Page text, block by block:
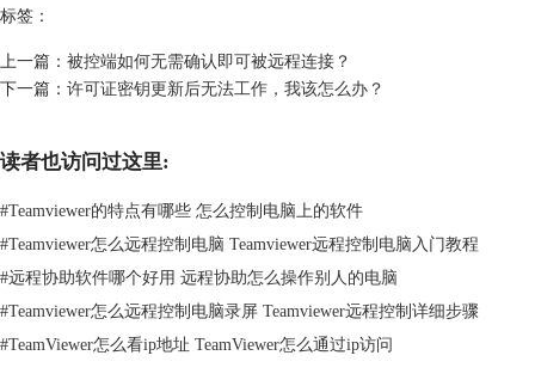
图2：激活步骤二
标签：
上一篇： 被控端如何无需确认即可被远程连接？
下一篇： 许可证密钥更新后无法工作，我该怎么办？
读者也访问过这里:
#Teamviewer的特点有哪些 怎么控制电脑上的软件
#Teamviewer怎么远程控制电脑 Teamviewer远程控制电脑入门教程
#远程协助软件哪个好用 远程协助怎么操作别人的电脑
#Teamviewer怎么远程控制电脑录屏 Teamviewer远程控制详细步骤
#TeamViewer怎么看ip地址 TeamViewer怎么通过ip访问